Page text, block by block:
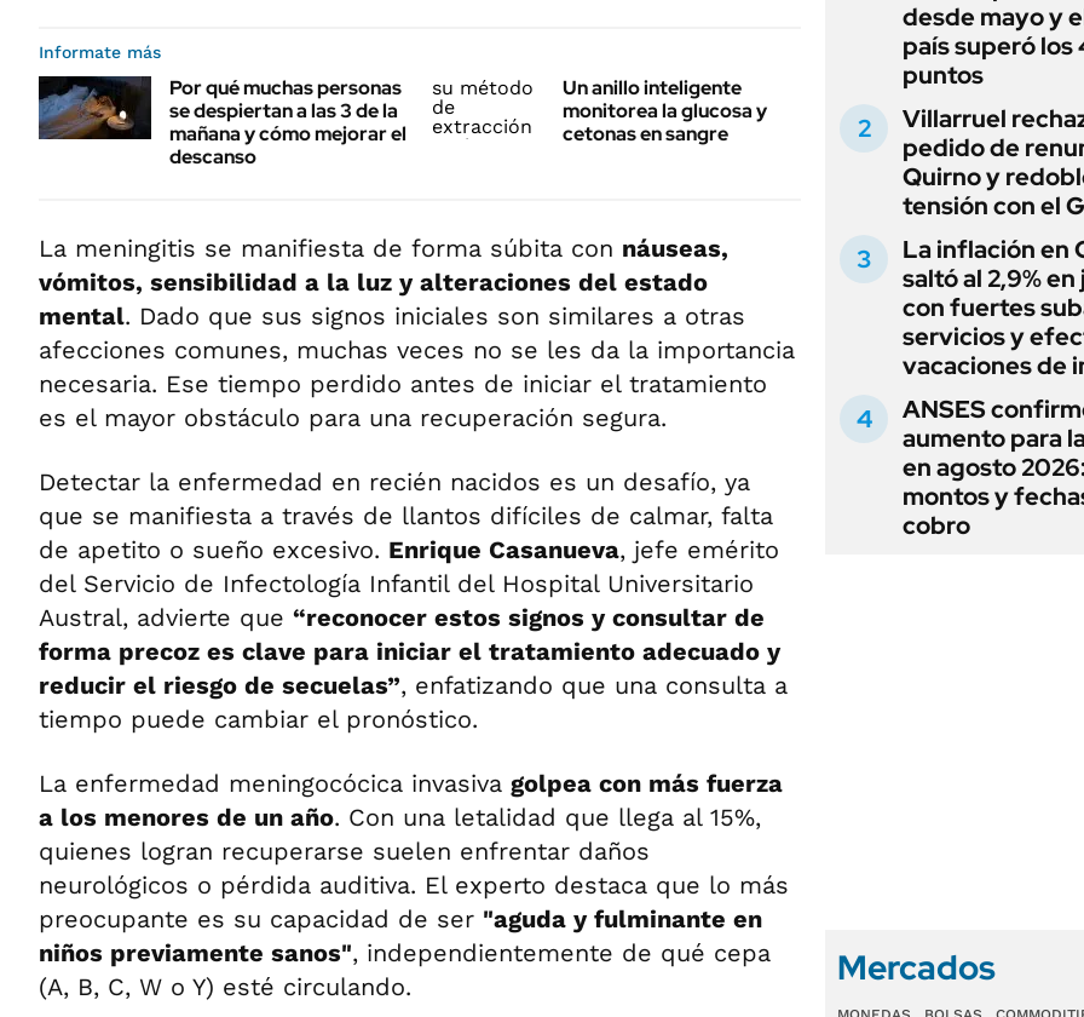
Informate más
Por qué muchas personas
se despiertan a las 3 de la
mañana y cómo mejorar el
descanso
Un anillo inteligente
monitorea la glucosa y
cetonas en sangre
La meningitis se manifiesta de forma súbita con náuseas,
vómitos, sensibilidad a la luz y alteraciones del estado
mental. Dado que sus signos iniciales son similares a otras
afecciones comunes, muchas veces no se les da la importancia
necesaria. Ese tiempo perdido antes de iniciar el tratamiento
es el mayor obstáculo para una recuperación segura.
Detectar la enfermedad en recién nacidos es un desafío, ya
que se manifiesta a través de llantos difíciles de calmar, falta
de apetito o sueño excesivo. Enrique Casanueva, jefe emérito
del Servicio de Infectología Infantil del Hospital Universitario
Austral, advierte que “reconocer estos signos y consultar de
forma precoz es clave para iniciar el tratamiento adecuado y
reducir el riesgo de secuelas”, enfatizando que una consulta a
tiempo puede cambiar el pronóstico.
La enfermedad meningocócica invasiva golpea con más fuerza
a los menores de un año. Con una letalidad que llega al 15%,
quienes logran recuperarse suelen enfrentar daños
neurológicos o pérdida auditiva. El experto destaca que lo más
preocupante es su capacidad de ser "aguda y fulminante en
niños previamente sanos", independientemente de qué cepa
(A, B, C, W o Y) esté circulando.
desde mayo y
país superó los
puntos
Villarruel
pedido de
Quirno y
tensión con el
La inflación en
saltó al 2,9% en
con fuertes
servicios y
vacaciones de
ANSES
aumento para
en agosto
montos y
cobro
Mercados